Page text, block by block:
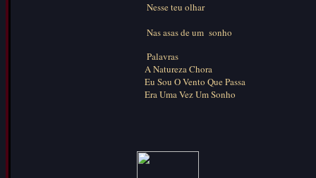
Nesse teu olhar
Nas asas de um sonho
Palavras
A Natureza Chora
Eu Sou O Vento Que Passa
Era Uma Vez Um Sonho